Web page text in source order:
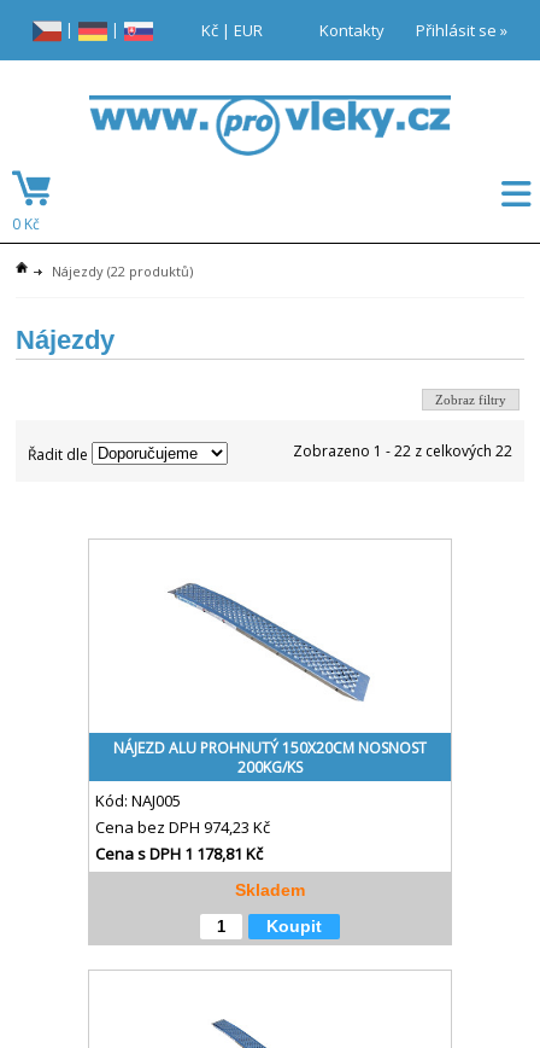
Nájezdy (22 produktů)
Nájezdy
Zobraz filtry
Řadit dle Zobrazeno 1 - 22 z celkových 22
NÁJEZD ALU PROHNUTÝ 150X20CM NOSNOST
200KG/KS
Kód: NAJ005
Cena bez DPH 974,23 Kč
Cena s DPH 1 178,81 Kč
Skladem
Koupit
Přihlásit se »
Kontakty
Kč |EUR
| |
0 Kč